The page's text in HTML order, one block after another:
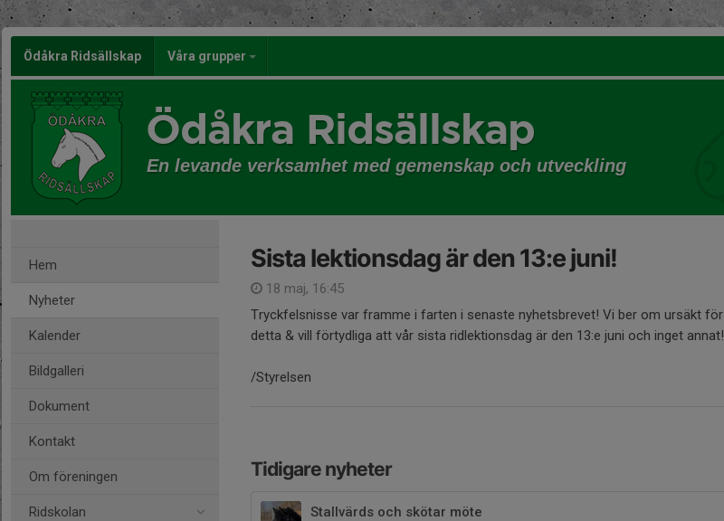
Ödåkra Ridsällskap Våra grupper
Ödåkra Ridsällskap
En levande verksamhet med gemenskap och utveckling
Hem
Nyheter
Kalender
Bildgalleri
Dokument
Kontakt
Om föreningen
Ridskolan
Sista lektionsdag är den 13:e juni!
18 maj, 16:45
Tryckfelsnisse var framme i farten i senaste nyhetsbrevet! Vi ber om ursäkt för
detta & vill förtydliga att vår sista ridlektionsdag är den 13:e juni och inget annat!
/Styrelsen
Tidigare nyheter
Stallvärds och skötar möte